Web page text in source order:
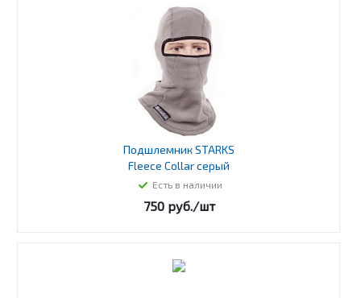
Подшлемник STARKS
Fleece Collar серый
Есть в наличии
750руб./шт